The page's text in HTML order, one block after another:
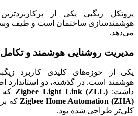
پروتکل زیگبی یکی از
هوشمندسازی ساختمان است و طیف
می‌دهد.
مدیریت روشنایی هوشمند و تکامل
یکی از حوزه‌های کلیدی کاربرد
هوشمند است. در گذشته، دو استاندارد
داشت: Zigbee Light Link (ZLL) که
Zigbee Home Automation (ZHA) که
کلی‌تر طراحی شده بود.